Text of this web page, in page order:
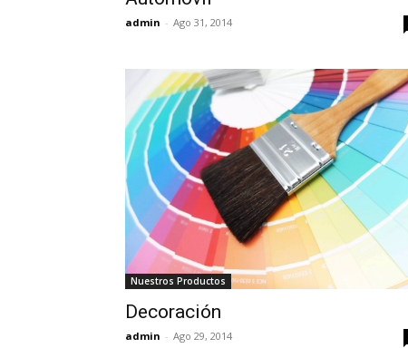
admin - Ago 31, 2014
Nuestros Productos
Decoración
admin - Ago 29, 2014